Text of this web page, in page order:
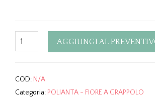
Quantity AGGIUNGI AL
COD: N/A
Categoria: POLIANTA - FIORE A GRAPPOLO